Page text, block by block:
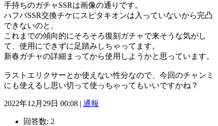
手持ちのガチャSSRは画像の通りです。
ハフバSSR交換チケにスピタキオンは入っていないから完凸
できないのと、
これまでの傾向的にそろそろ復刻ガチャで来そうな気がし
て、使用にできずに足踏みしちゃってます。
新春ガチャの詳細まってから使用しようかと思っています。
ラストエリクサーとか使えない性分なので、今回のチャンミ
にも使えるし思い切って使っちゃってもいいですかね？
2022年12月29日 00:08 | 通報
回答数: 2